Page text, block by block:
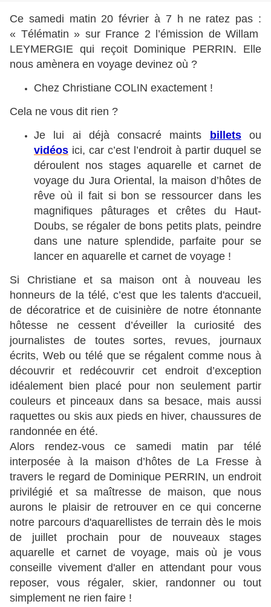
Ce samedi matin 20 février à 7 h ne ratez pas :
« Télématin » sur France 2 l’émission de Willam
LEYMERGIE qui reçoit Dominique PERRIN. Elle
nous amènera en voyage devinez où ?
Chez Christiane COLIN exactement !
Cela ne vous dit rien ?
Je lui ai déjà consacré maints
billetsou
vidéos ici, car c’est l’endroit à partir duquel se
déroulent nos stages aquarelle et carnet de
voyage du Jura Oriental, la maison d’hôtes de
rêve où il fait si bon se ressourcer dans les
magnifiques pâturages et crêtes du Haut-
Doubs, se régaler de bons petits plats, peindre
dans une nature splendide, parfaite pour se
lancer en aquarelle et carnet de voyage !
Si Christiane et sa maison ont à nouveau les
honneurs de la télé, c’est que les talents d'accueil,
de décoratriceetde cuisinière de notre étonnante
hôtesse ne cessent d’éveiller la curiosité des
journalistes de toutes sortes, revues, journaux
écrits, Web ou télé que se régalent comme nous à
découvrir et redécouvrir cet endroit d’exception
idéalement bien placé pour non seulement partir
couleurs et pinceaux dans sa besace, mais aussi
raquettes ou skis aux pieds en hiver, chaussures de
randonnée en été.
Alors rendez-vous ce samedi matin par télé
interposée à la maison d’hôtes de La Fresse à
travers le regard de Dominique PERRIN, un endroit
privilégié et sa maîtresse de maison, que nous
aurons le plaisir de retrouver en ce qui concerne
notre parcours d'aquarellistes de terrain dès le mois
de juillet prochain pour de nouveaux stages
aquarelle et carnet de voyage, mais où je vous
conseille vivement d'aller en attendant pour vous
reposer, vous régaler, skier, randonner ou tout
simplement ne rien faire !